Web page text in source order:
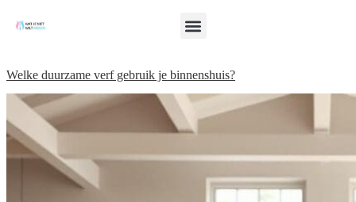
Welke duurzame verf gebruik je binnenshuis?